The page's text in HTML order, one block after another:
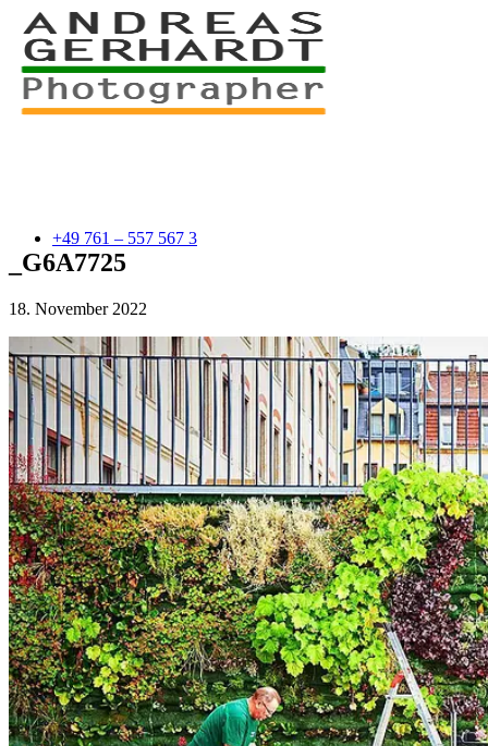
+49 761 – 557 567 3
myStory
Portfolio
People
Lifestyle
_G6A7725
18. November 2022